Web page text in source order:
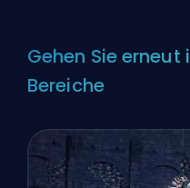
Gehen Sie
Bereiche